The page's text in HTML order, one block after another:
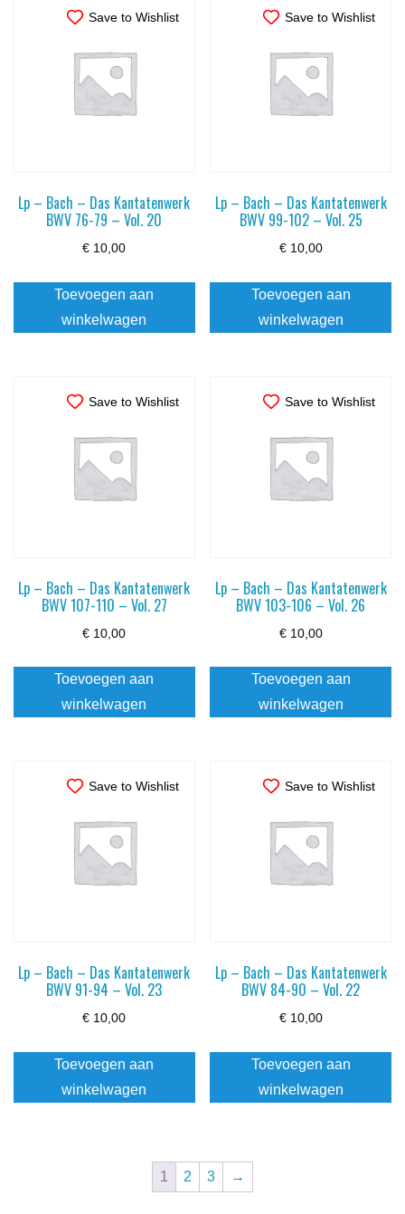
Save to Wishlist
Lp – Bach – Das Kantatenwerk
BWV 76-79 – Vol. 20
€ 10,00
Toevoegen aan
winkelwagen
Save to Wishlist
Lp – Bach – Das Kantatenwerk
BWV 99-102 – Vol. 25
€10,00
Toevoegen aan
winkelwagen
Save to Wishlist
Lp – Bach – Das Kantatenwerk
BWV 107-110 – Vol. 27
€ 10,00
Toevoegen aan
winkelwagen
Save to Wishlist
Lp – Bach – Das Kantatenwerk
BWV 103-106 – Vol. 26
€10,00
Toevoegen aan
winkelwagen
Save to Wishlist
Lp – Bach – Das Kantatenwerk
BWV 91-94 – Vol. 23
€ 10,00
Toevoegen aan
winkelwagen
Save to Wishlist
Lp – Bach – Das Kantatenwerk
BWV 84-90 – Vol. 22
€10,00
Toevoegen aan
winkelwagen
1 2 3 →